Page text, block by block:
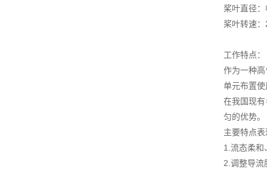
桨叶直径
桨叶转速
工作特点：
作为一种
单元布置
在我国现
匀的优势。
主要特点
1.流态柔和
2.调整导流